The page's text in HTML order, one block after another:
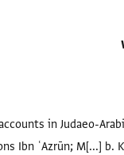
in Judaeo-
Ibn ʿAzrūn; M[...] b.